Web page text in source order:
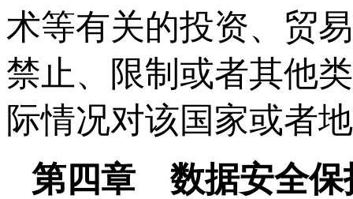
术等有关的投资、贸
禁止、限制或者其他
际情况对该国家或者
第四章 数据安全保